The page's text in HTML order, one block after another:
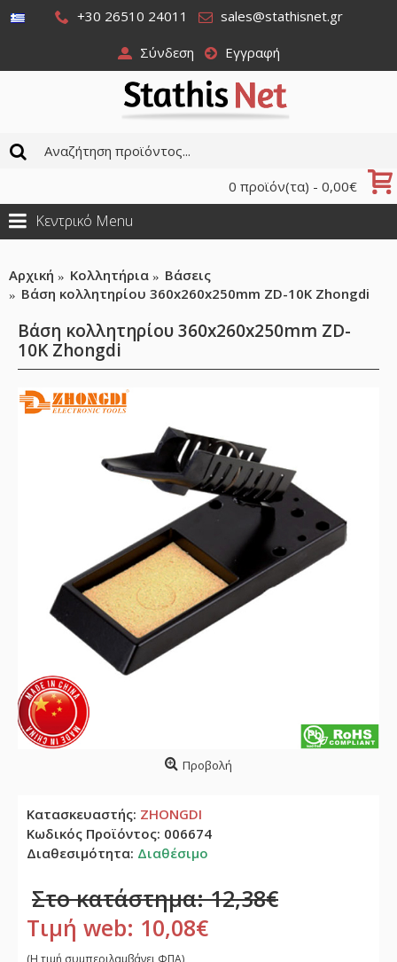
+30 26510 24011 sales@stathisnet.gr
Σύνδεση Εγγραφή
0 προϊόν(τα) - 0,00€
Κεντρικό Menu
Αρχική Κολλητήρια
Βάσεις
Βάση κολλητηρίου 360x260x250mm ZD-10K Zhongdi
Βάση κολλητηρίου 360x260x250mm ZD-
10K Zhongdi
Προβολή
Κατασκευαστής: ZHONGDI
Κωδικός Προϊόντος: 006674
Διαθεσιμότητα: Διαθέσιμο
Στο κατάστημα: 12,38€
Τιμή web: 10,08€
(H τιμή συμπεριλαμβάνει ΦΠΑ)